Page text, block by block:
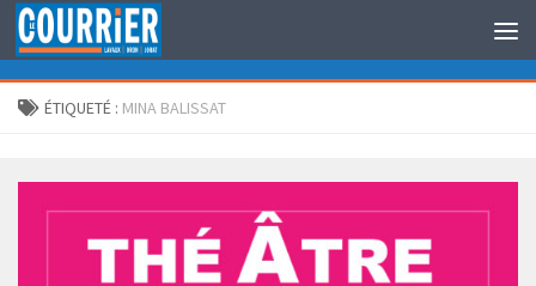
Au dessous du contenu
ÉTIQUETÉ : MINA BALISSAT